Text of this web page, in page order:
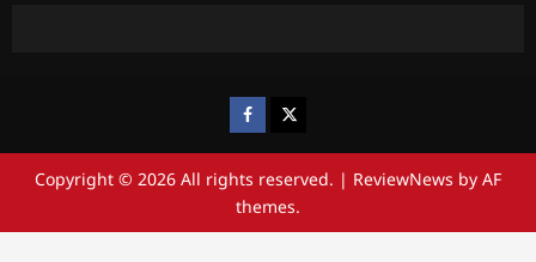
https://www.facebook.com/
https://x.com/
Copyright © 2026 All rights reserved. | ReviewNews by AF
themes.